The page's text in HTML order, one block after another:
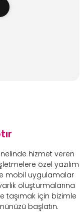
hizmet veren
özel yazılım
mobil uygulamalar
oluşturmalarına
taşımak için bizimle
başlatın.